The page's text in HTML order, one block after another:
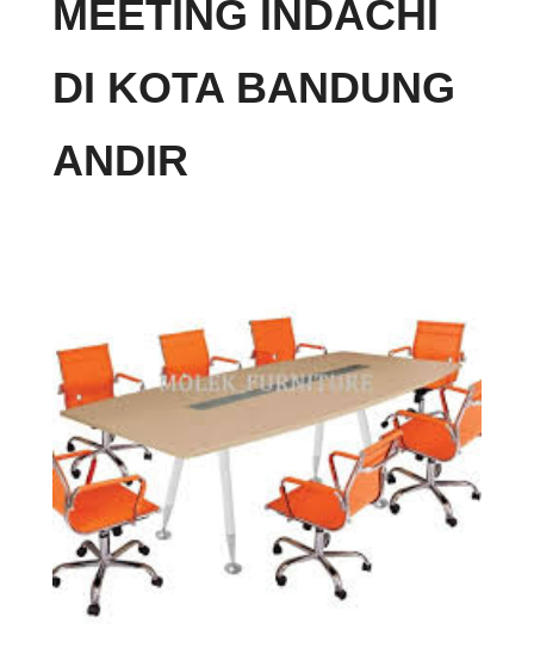
MEETING INDACHI
DI KOTA BANDUNG
ANDIR